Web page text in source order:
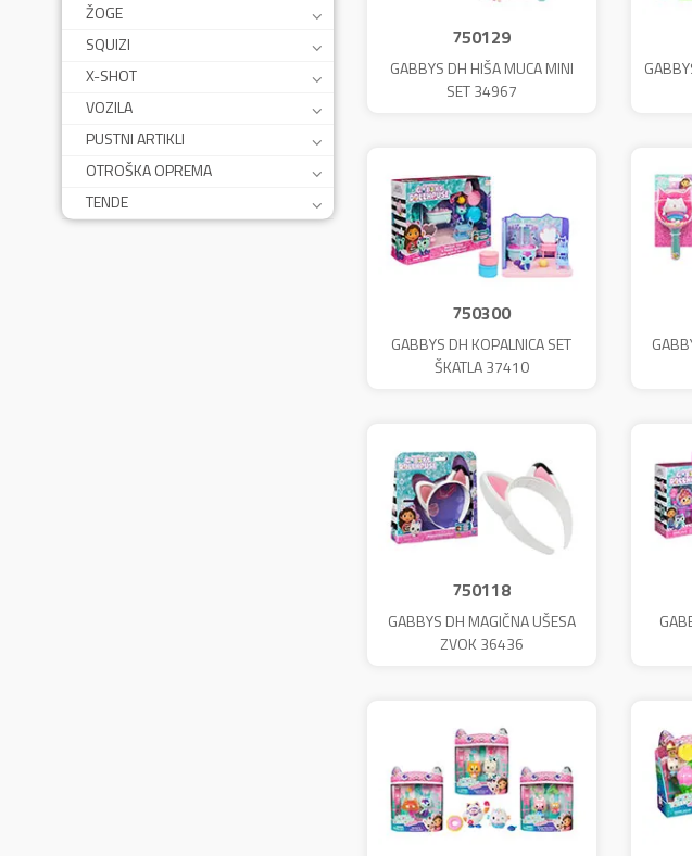
ŽOGE
SQUIZI
X-SHOT
VOZILA
PUSTNI ARTIKLI
OTROŠKA OPREMA
TENDE
750129
GABBYS DH HIŠA MUCA MINI
SET 34967
750300
GABBYS DH KOPALNICA SET
ŠKATLA 37410
750118
GABBYS DH MAGIČNA UŠESA
ZVOK 36436